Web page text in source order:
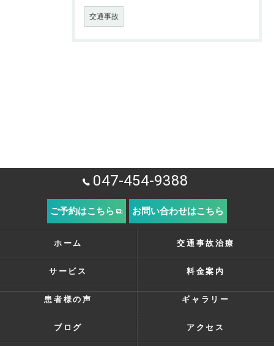
交通事故
047-454-9388
ご予約はこちら お問い合わせはこちら
ホーム 交通事故治療
サービス 料金案内
患者様の声 ギャラリー
ブログ アクセス